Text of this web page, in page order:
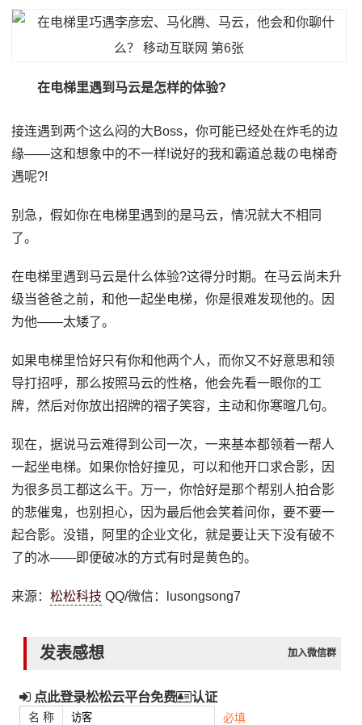
在电梯里遇到马云是怎样的体验?
接连遇到两个这么闷的大Boss，你可能已经处在炸毛的边
缘——这和想象中的不一样!说好的我和霸道总裁の电梯奇
遇呢?!
别急，假如你在电梯里遇到的是马云，情况就大不相同
了。
在电梯里遇到马云是什么体验?这得分时期。在马云尚未升
级当爸爸之前，和他一起坐电梯，你是很难发现他的。因
为他——太矮了。
如果电梯里恰好只有你和他两个人，而你又不好意思和领
导打招呼，那么按照马云的性格，他会先看一眼你的工
牌，然后对你放出招牌的褶子笑容，主动和你寒暄几句。
现在，据说马云难得到公司一次，一来基本都领着一帮人
一起坐电梯。如果你恰好撞见，可以和他开口求合影，因
为很多员工都这么干。万一，你恰好是那个帮别人拍合影
的悲催鬼，也别担心，因为最后他会笑着问你，要不要一
起合影。没错，阿里的企业文化，就是要让天下没有破不
了的冰——即便破冰的方式有时是黄色的。
来源：松松科技 QQ/微信：lusongsong7
发表感想 加入微信群
点此登录松松云平台免费 认证
名 称 必填